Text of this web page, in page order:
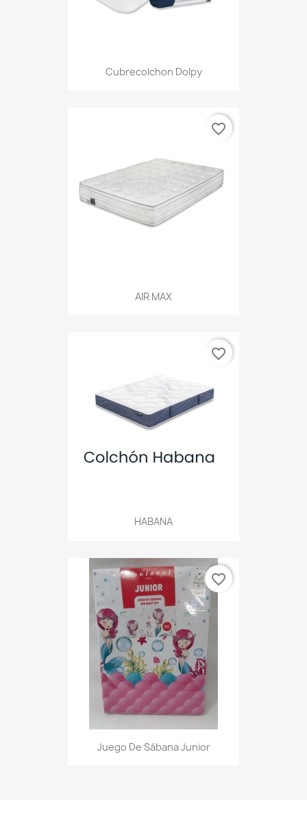
Cubrecolchon Dolpy
AIR MAX
favorite_border
HABANA
favorite_border
Juego De Sábana Junior
favorite_border